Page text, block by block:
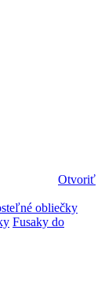
Otvoriť
obliečky
Fusaky do